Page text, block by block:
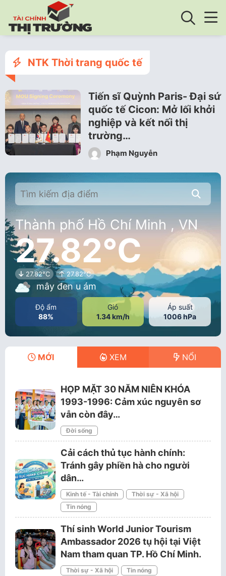
NTK Thời trang quốc tế
Tiến sĩ Quỳnh Paris- Đại sứ
quốc tế Cicon: Mở lối khởi
nghiệp và kết nối thị
trường…
Phạm Nguyễn
Thành phố Hồ Chí Minh , VN
27.82°C
27.82°C 27.82°C
mây đen u ám
Độ ẩm
88%
Gió
1.34 km/h
Áp suất
1006 hPa
MỚI XEM NỔI
HỌP MẶT 30 NĂM NIÊN KHÓA
1993-1996: Cảm xúc nguyên sơ
vẫn còn đây…
Đời sống
Cải cách thủ tục hành chính:
Tránh gây phiền hà cho người
dân…
Kinh tế - Tài chính
Thời sự - Xã hội
Tin nóng
Thí sinh World Junior Tourism
Ambassador 2026 tụ hội tại Việt
Nam tham quan TP. Hồ Chí Minh.
Thời sự - Xã hội Tin nóng